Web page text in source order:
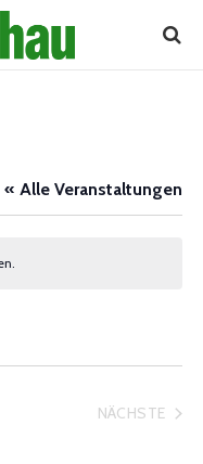
« Alle Veranstaltungen
NÄCHSTE